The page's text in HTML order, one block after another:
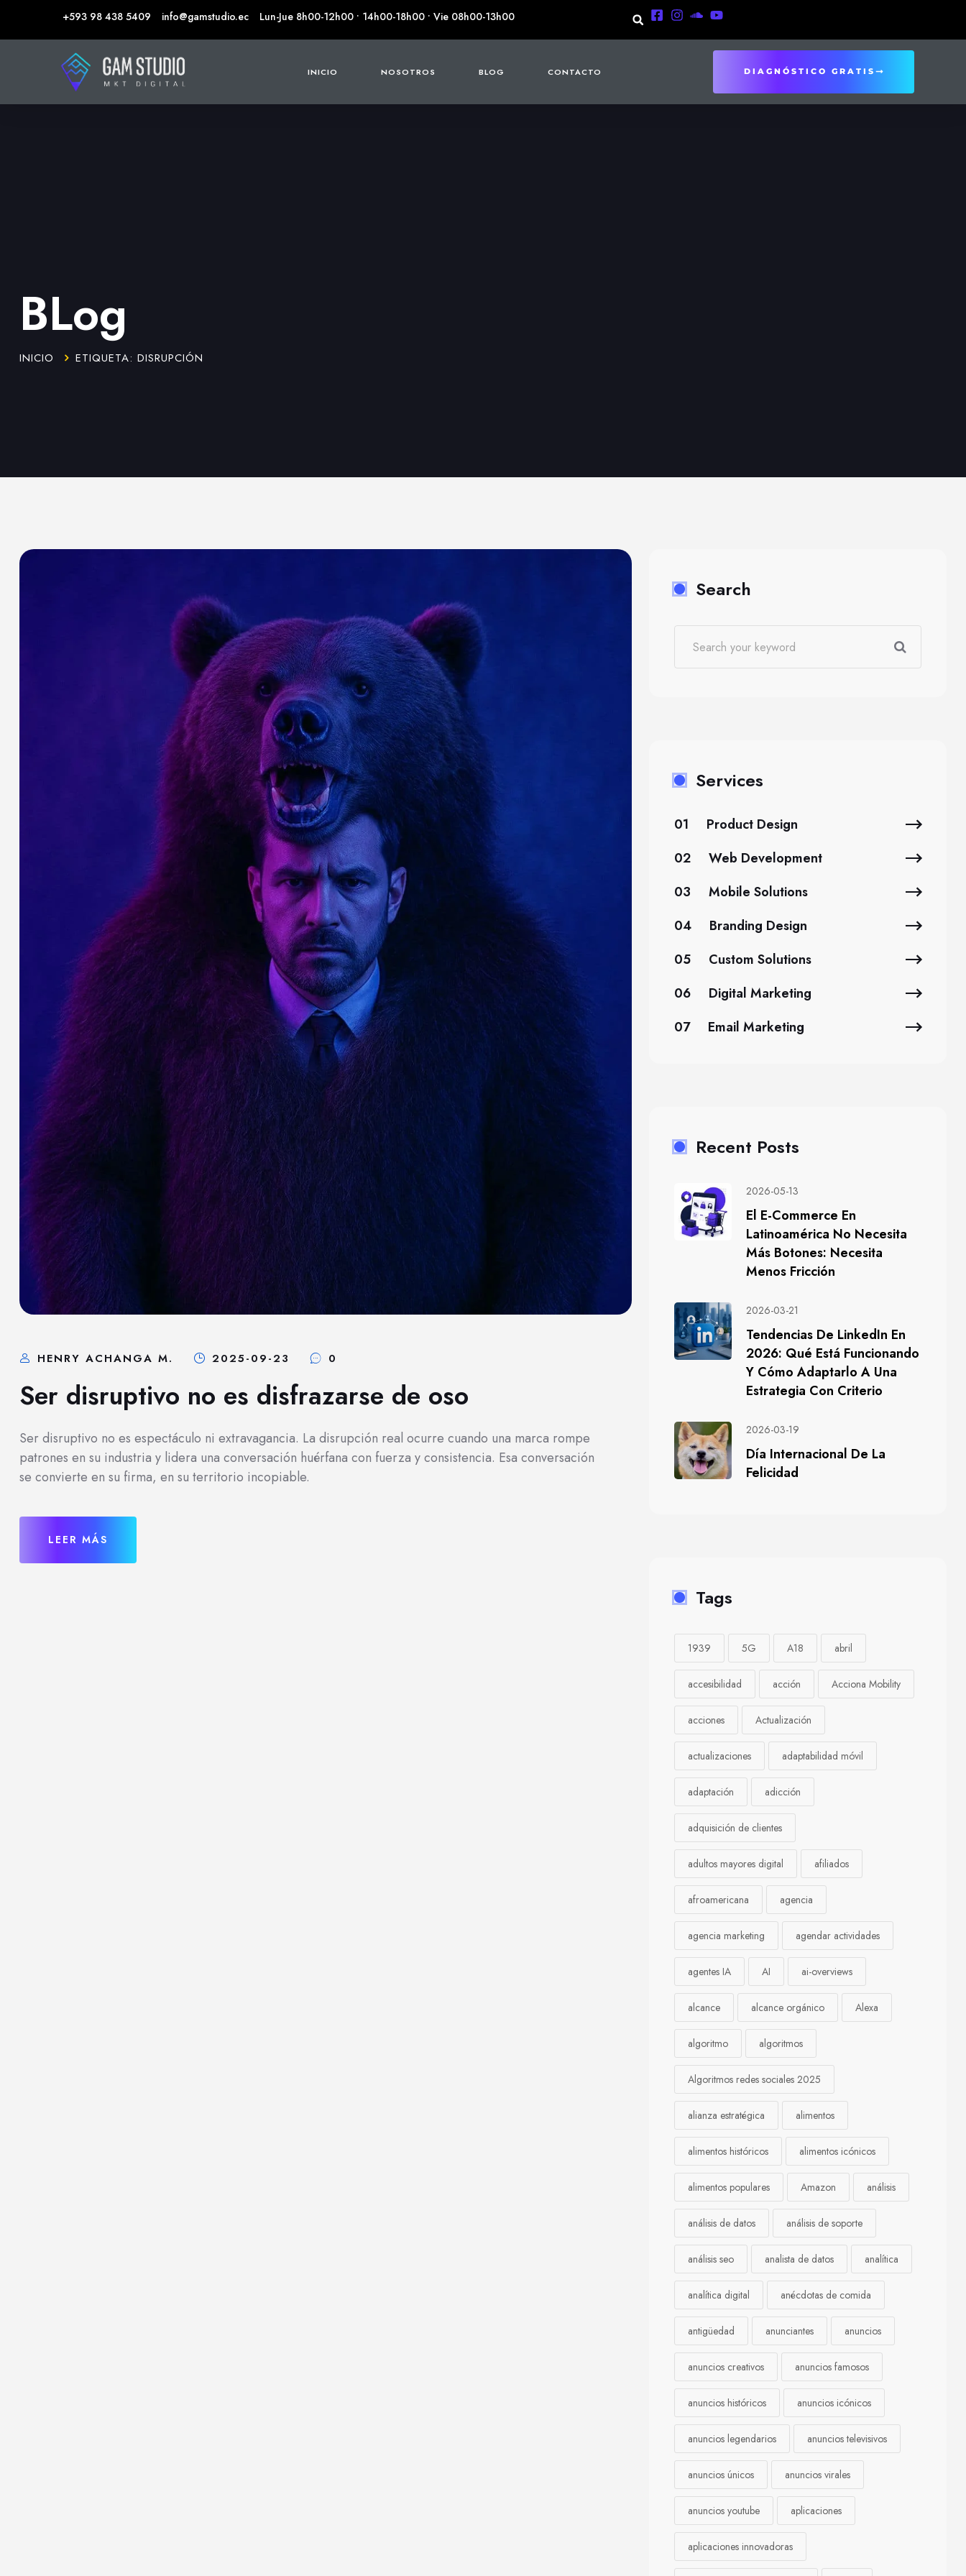
+593 98 438 5409 info@gamstudio.ec Lun-Jue 8h00-12h00 • 14h00-18h00 • Vie 08h00-13h00
INICIO NOSOTROS BLOG CONTACTO DIAGNÓSTICO GRATIS
BLog
INICIO ETIQUETA: DISRUPCIÓN
HENRY ACHANGA M. 2025-09-23 0
Ser disruptivo no es disfrazarse de oso
Ser disruptivo no es espectáculo ni extravagancia. La disrupción real ocurre cuando una marca rompe
patrones en su industria y lidera una conversación huérfana con fuerza y consistencia. Esa conversación
se convierte en su firma, en su territorio incopiable.
LEER MÁS
Search
Services
01
Product Design
02
Web Development
03
Mobile Solutions
04
Branding Design
05
Custom Solutions
06
Digital Marketing
07
Email Marketing
Recent Posts
2026-05-13
El E-Commerce En
Latinoamérica No Necesita
Más Botones: Necesita
Menos Fricción
2026-03-21
Tendencias De LinkedIn En
2026: Qué Está Funcionando
Y Cómo Adaptarlo A Una
Estrategia Con Criterio
2026-03-19
Día Internacional De La
Felicidad
Tags
1939 5G A18 abril
accesibilidad acción Acciona Mobility
acciones Actualización
actualizaciones adaptabilidad móvil
adaptación adicción
adquisición de clientes
adultos mayores digital afiliados
afroamericana agencia
agencia marketing agendar actividades
agentes IA AI ai-overviews
alcance alcance orgánico Alexa
algoritmo algoritmos
Algoritmos redes sociales 2025
alianza estratégica alimentos
alimentos históricos alimentos icónicos
alimentos populares Amazon análisis
análisis de datos análisis de soporte
análisis seo analista de datos analítica
analítica digital anécdotas de comida
antigüedad anunciantes anuncios
anuncios creativos anuncios famosos
anuncios históricos anuncios icónicos
anuncios legendarios anuncios televisivos
anuncios únicos anuncios virales
anuncios youtube aplicaciones
aplicaciones innovadoras